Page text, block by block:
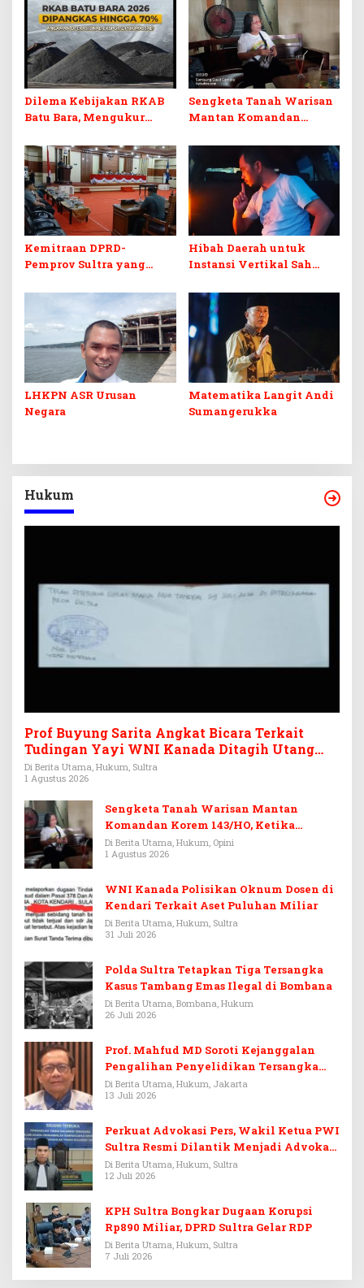
Dilema Kebijakan RKAB
Batu Bara, Mengukur
Penerimaan Negara dan
Kepastian Investasi
Sengketa Tanah Warisan
Mantan Komandan
Warisan Menjadi Arena
Pemerasan
Kemitraan DPRD-
Pemprov Sultra yang
Hibah Daerah untuk
Instansi Vertikal Sah
Terikat Syarat Ketat
LHKPN ASR Urusan
Negara
Matematika Langit Andi
Sumangerukka
Hukum
Prof Buyung Sarita Angkat Bicara Terkait
Tudingan Yayi WNI Kanada Ditagih Utang
Rp3,6 Miliar
Di Berita Utama, Hukum, Sultra
1 Agustus 2026
Sengketa Tanah Warisan Mantan
Komandan Korem 143/HO, Ketika
Warisan Menjadi Arena Pemerasan
Di Berita Utama, Hukum, Opini
1 Agustus 2026
WNI Kanada Polisikan Oknum Dosen di
Kendari Terkait Aset Puluhan Miliar
Di Berita Utama, Hukum, Sultra
31 Juli 2026
Polda Sultra Tetapkan Tiga Tersangka
Kasus Tambang Emas Ilegal di Bombana
Di Berita Utama, Bombana, Hukum
26 Juli 2026
Prof. Mahfud MD Soroti Kejanggalan
Pengalihan Penyelidikan Tersangka
Febrie Adriansyah
Di Berita Utama, Hukum, Jakarta
13 Juli 2026
Perkuat Advokasi Pers, Wakil Ketua PWI
Sultra Resmi Dilantik Menjadi Advokat
PERADI
Di Berita Utama, Hukum, Sultra
12 Juli 2026
KPH Sultra Bongkar Dugaan Korupsi
Rp890 Miliar, DPRD Sultra Gelar RDP
Di Berita Utama, Hukum, Sultra
7 Juli 2026